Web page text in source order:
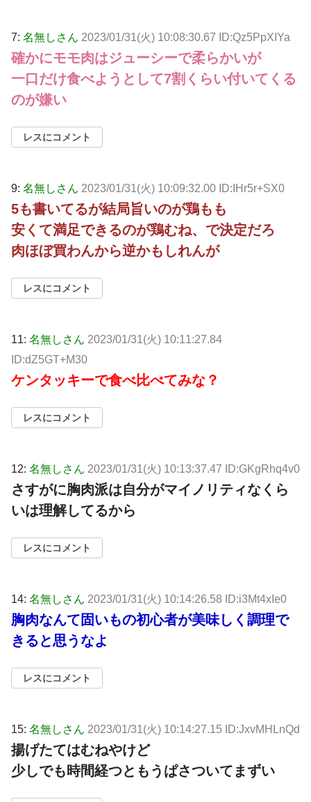
7: 名無しさん 2023/01/31(火) 10:08:30.67 ID:Qz5PpXIYa
確かにモモ肉はジューシーで柔らかいが
一口だけ食べようとして7割くらい付いてくる
のが嫌い
レスにコメント
9: 名無しさん 2023/01/31(火) 10:09:32.00 ID:IHr5r+SX0
5も書いてるが結局旨いのが鶏もも
安くて満足できるのが鶏むね、で決定だろ
肉ほぼ買わんから逆かもしれんが
レスにコメント
11: 名無しさん 2023/01/31(火) 10:11:27.84
ID:dZ5GT+M30
ケンタッキーで食べ比べてみな？
レスにコメント
12: 名無しさん 2023/01/31(火) 10:13:37.47 ID:GKgRhq4v0
さすがに胸肉派は自分がマイノリティなくら
いは理解してるから
レスにコメント
14: 名無しさん 2023/01/31(火) 10:14:26.58 ID:i3Mt4xIe0
胸肉なんて固いもの初心者が美味しく調理で
きると思うなよ
レスにコメント
15: 名無しさん 2023/01/31(火) 10:14:27.15 ID:JxvMHLnQd
揚げたてはむねやけど
少しでも時間経つともうぱさついてまずい